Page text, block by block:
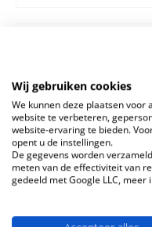
Beschrijving
Origineel
LedaColona
Wij gebruiken cookies
We kunnen deze plaatsen voor
website te verbeteren,
website-ervaring te bieden.
opent u de instellingen.
De gegevens worden
meten van de effectiviteit van
gedeeld met Google LLC,